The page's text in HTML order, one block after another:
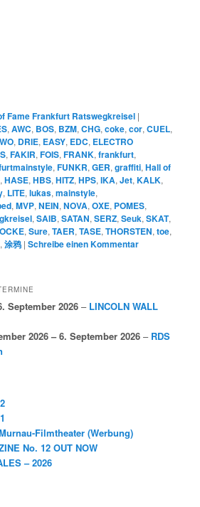
Fame Frankfurt Ratswegkreisel |
,AWC, BOS, BZM,CHG,coke,cor,CUEL,
, DRIE, EASY, EDC, ELECTRO
,FAKIR,FOIS,FRANK,frankfurt,
,FUNKR,GER,graffiti,Hall of
,HASE,HBS,HITZ,HPS,IKA,Jet,KALK,
, LITE,lukas,mainstyle,
,MVP,NEIN,NOVA,OXE, POMES,
,SAIB,SATAN,SERZ,Seuk,SKAT,
,Sure,TAER,TASE,THORSTEN,toe,
,涂鸦 |Schreibe einen Kommentar
September 2026 – LINCOLN WALL
2026 – 6. September 2026 – RDS
Filmtheater (Werbung)
No. 12 OUT NOW
– 2026